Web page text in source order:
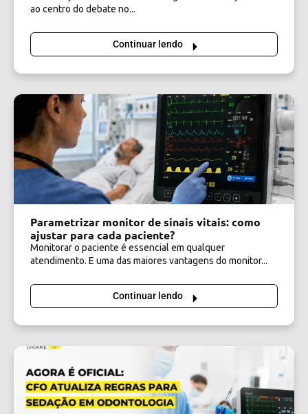
ao centro do debate no...
Continuar lendo
Parametrizar monitor de sinais vitais: como
ajustar para cada paciente?
Monitorar o paciente é essencial em qualquer
atendimento. E uma das maiores vantagens do monitor...
Continuar lendo